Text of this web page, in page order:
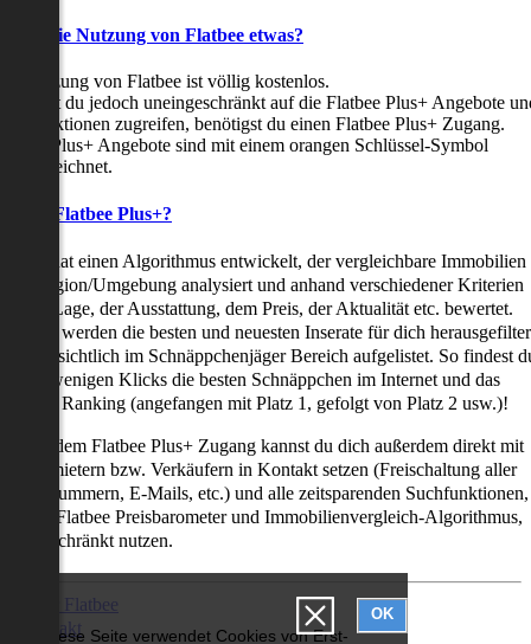
Diese Seite verwendet Cookies von Erst-
OK
die Nutzung von Flatbee etwas?
Nutzung von Flatbee ist völlig kostenlos.
du jedoch uneingeschränkt auf die Flatbee Plus+ Angebote
zugreifen, benötigst du einen Flatbee Plus+ Zugang.
Plus+ Angebote sind mit einem orangen Schlüssel-Symbol
ist Flatbee Plus+?
hat einen Algorithmus entwickelt, der vergleichbare Immobilien
Region/Umgebung analysiert und anhand verschiedener Kriterien
der Lage, der Ausstattung, dem Preis, der Aktualität etc. bewertet.
werden die besten und neuesten Inserate für dich
übersichtlich im Schnäppchenjäger Bereich aufgelistet. So findest
nur wenigen Klicks die besten Schnäppchen im Internet und das
als Ranking (angefangen mit Platz 1, gefolgt von Platz 2 usw.)!
mit dem Flatbee Plus+ Zugang kannst du dich außerdem direkt mit
Vermietern bzw. Verkäufern in Kontakt setzen (Freischaltung aller
E-Mails, etc.) und alle zeitsparenden Suchfunktionen,
den Flatbee Preisbarometer und Immobilienvergleich-Algorithmus,
nutzen.
Über Flatbee
Kontakt